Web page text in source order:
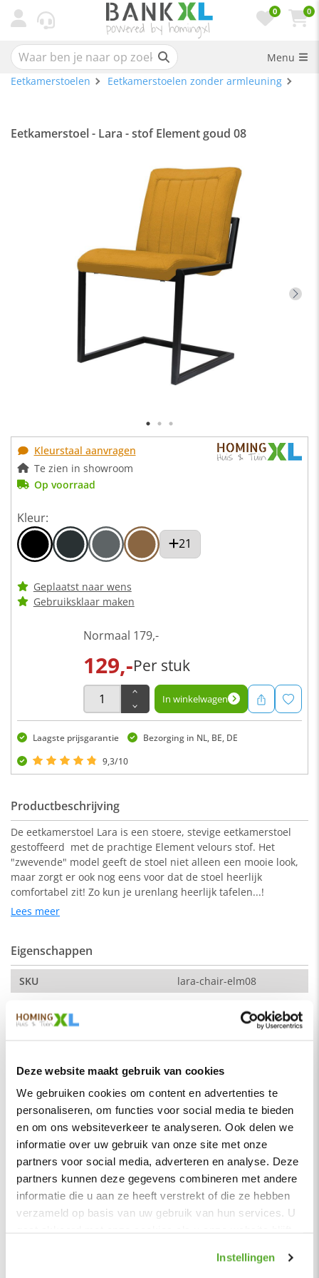
Deze website maakt gebruik van cookies
We gebruiken cookies om content en advertenties te
personaliseren, om functies voor social media te bieden
en om ons websiteverkeer te analyseren. Ook delen we
informatie over uw gebruik van onze site met onze
partners voor social media, adverteren en analyse. Deze
partners kunnen deze gegevens combineren met andere
informatie die u aan ze heeft verstrekt of die ze hebben
verzameld op basis van uw gebruik van hun services. U
Instellingen
0 0
Menu
Eetkamerstoelen
Eetkamerstoelen zonder armleuning
Eetkamerstoel - Lara - stof Element goud 08
Kleurstaal aanvragen
Te zien in showroom
Op voorraad
Kleur:
21
Geplaatst naar wens
Gebruiksklaar maken
Normaal 179,-
129,-Per stuk
In winkelwagen
Laagste prijsgarantie
Bezorging in NL, BE, DE
9,3/10
Productbeschrijving
De eetkamerstoel Lara is een stoere, stevige eetkamerstoel
gestoffeerd met de prachtige Element velours stof. Het
"zwevende" model geeft de stoel niet alleen een mooie look,
maar zorgt er ook nog eens voor dat de stoel heerlijk
comfortabel zit! Zo kun je urenlang heerlijk tafelen...!
bij de eetkamerbanken met de velours Element stof. De Lara
stoel wordt geleverd met zwart gepoedercoat metalen poten.
De verschillende kleuren zijn ook uitstekend met elkaar te
combineren. De stoel is ook leverbaar met armleuningen.
Vraag dan een stukje van de stof op via de knop "kleurstaal
Afmetingen:
50 x 60 x 87 (b x d x h)
Zitdiepte: 44 cm
Zithoogte: 50 cm
Breedte zitting: 45 cm
Maximale draagkracht: 120 kg
Element stof is een velours stofsoort met een zachte
Lees meer
Eigenschappen
SKU
lara-chair-elm08
Merk
Vorm
Buizenframe
Serie
Lara
Kleur
Goud
Materiaal
Stof
Zitbreedte
55 cm
Zitdiepte
44 cm
Zithoogte
50 cm